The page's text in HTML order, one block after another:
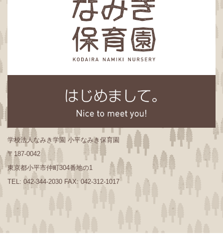
学校法人なみき学園 小平なみき保育園
〒187-0042
東京都小平市仲町304番地の1
TEL: 042-344-2030 FAX: 042-312-1017